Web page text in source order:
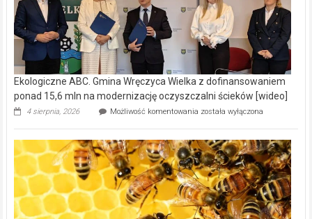
Ekologiczne ABC. Gmina Wręczyca Wielka z dofinansowaniem
ponad 15,6 mln na modernizację oczyszczalni ścieków [wideo]
4 sierpnia, 2026 Możliwość komentowania Ekologiczne
Wręczyca
Wielka
z
dofinansowaniem
ponad
15,6
mln
została wyłączona